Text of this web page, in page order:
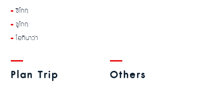
ชิโกกุ
ชูโกกุ
โอกินาว่า
Plan Trip Others